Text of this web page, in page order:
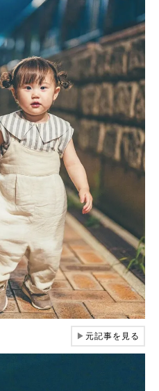
▶元記事を見る